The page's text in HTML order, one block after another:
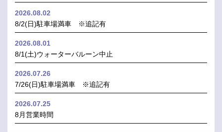
2026.08.02
8/2(日)駐車場満車 ※追記有
2026.08.01
8/1(土)ウォーターバルーン中止
2026.07.26
7/26(日)駐車場満車 ※追記有
2026.07.25
8月営業時間